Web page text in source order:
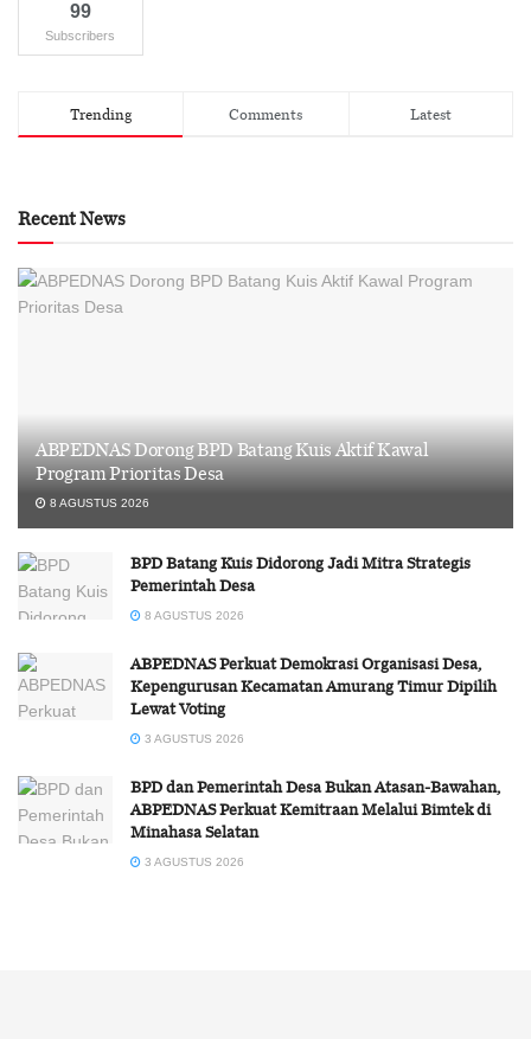
99
Subscribers
Trending Comments Latest
Recent News
ABPEDNAS Dorong BPD Batang Kuis Aktif Kawal
Program Prioritas Desa
8 AGUSTUS 2026
BPD Batang Kuis Didorong Jadi Mitra Strategis
Pemerintah Desa
8 AGUSTUS 2026
ABPEDNAS Perkuat Demokrasi Organisasi Desa,
Kepengurusan Kecamatan Amurang Timur Dipilih
Lewat Voting
3 AGUSTUS 2026
BPD dan Pemerintah Desa Bukan Atasan-Bawahan,
ABPEDNAS Perkuat Kemitraan Melalui Bimtek di
Minahasa Selatan
3 AGUSTUS 2026